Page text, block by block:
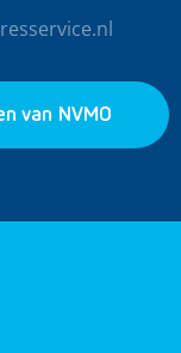
van NVMO